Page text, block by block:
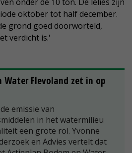
onder de 10 ton. De lelies zijn
oktober tot half december.
grond goed doorworteld,
verdicht is.'
Water Flevoland zet in op
emissie van
in het watermilieu
een grote rol. Yvonne
en Advies vertelt dat